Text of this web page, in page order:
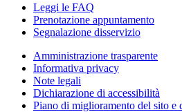
Leggi le FAQ
Prenotazione appuntamento
Segnalazione disservizio
Amministrazione trasparente
Informativa privacy
Note legali
Dichiarazione di accessibilità
Piano di miglioramento del sito e